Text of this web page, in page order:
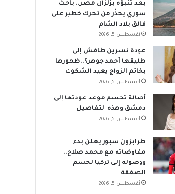
بعد تنبؤه بزلزال مصر.. باحث
سوري يحذّر من تحرك خطير على
فالق بلاد الشام
أغسطس 5, 2026
عودة نسرين طافش إلى
طليقها أحمد جوهر؟..ظهورها
بخاتم الزواج يعيد الشكوك
أغسطس 5, 2026
أصالة تحسم موعد عودتها إلى
دمشق وهذه التفاصيل
أغسطس 5, 2026
طرابزون سبور يعلن بدء
مفاوضاته مع محمد صلاح..
ووصوله إلى تركيا لحسم
الصفقة
أغسطس 5, 2026